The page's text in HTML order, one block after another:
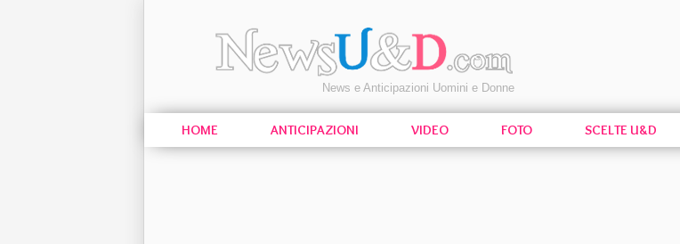
News e Anticipazioni Uomini e Donne
HOME ANTICIPAZIONI VIDEO FOTO SCELTE U&D